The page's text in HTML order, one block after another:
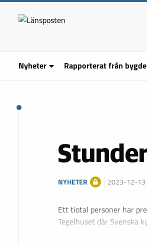
Nyheter Rapporterat från
NYHETER 2023-12-13
Ett tiotal personer har
Tegelhuset där Svenska